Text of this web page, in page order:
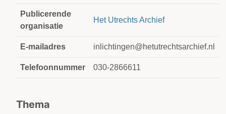
Publicerende
organisatie
Het Utrechts Archief
E-mailadres inlichtingen@hetutrechtsarchief.nl
Telefoonnummer 030-2866611
Thema